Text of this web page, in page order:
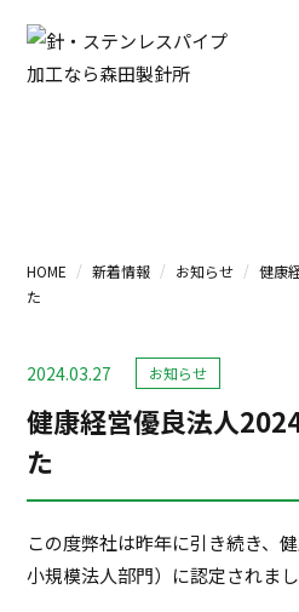
HOME 新着情報 お知らせ
健康
た
2024.03.27 お知らせ
健康経営優良法人
た
この度弊社は昨年に引き続き、
小規模法人部門）に認定されまし